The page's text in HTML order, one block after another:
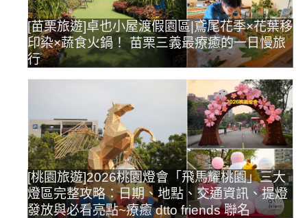
[苗栗旅遊]卓也小屋渡假園區|鳶尾花季×花葉移
印染×蔬食火鍋！ 苗栗三義最療癒的一日慢旅
行
[桃園旅遊]2026桃園燈會「飛馬耀桃園」三大
燈區完整攻略：日期、地點、交通資訊、提燈
發放與必看亮點~療癒 dtto friends 聯名